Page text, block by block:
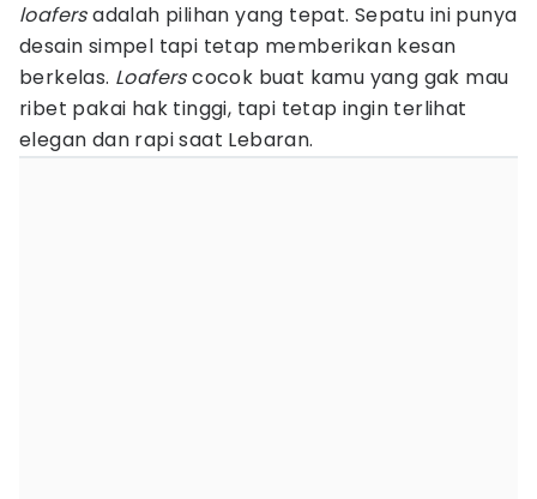
loafersadalah pilihan yang tepat. Sepatu ini punya
desain simpel tapi tetap memberikan kesan
berkelas. Loaferscocok buat kamu yang gak mau
ribet pakai hak tinggi, tapi tetap ingin terlihat
elegan dan rapi saat Lebaran.